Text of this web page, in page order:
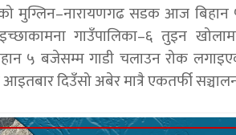
मुग्लिन–नारायणगढ सडक आज बिहान
गाउँपालिका–६ तुइन
५ बजेसम्म गाडी चलाउन रोक
दिउँसो अबेर मात्रै एकतर्फी